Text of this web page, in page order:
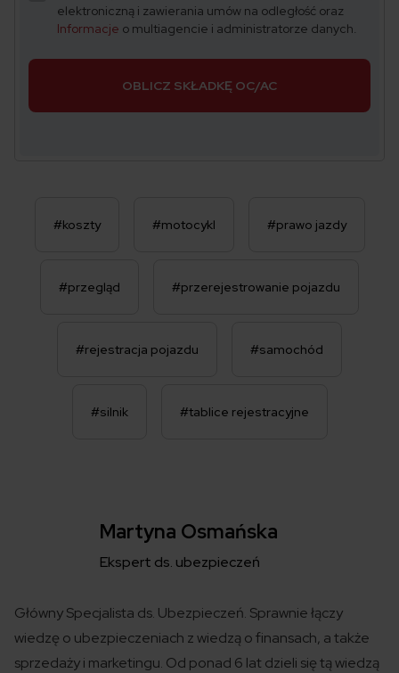
elektroniczną i zawierania umów na odległość oraz
Informacje o multiagencie i administratorze danych.
OBLICZ SKŁADKĘ OC/AC
#koszty #motocykl #prawo jazdy
#przegląd #przerejestrowanie pojazdu
#rejestracja pojazdu #samochód
#silnik #tablice rejestracyjne
Martyna Osmańska
Ekspert ds. ubezpieczeń
Główny Specjalista ds. Ubezpieczeń. Sprawnie łączy
wiedzę o ubezpieczeniach z wiedzą o finansach, a także
sprzedaży i marketingu. Od ponad 6 lat dzieli się tą wiedzą